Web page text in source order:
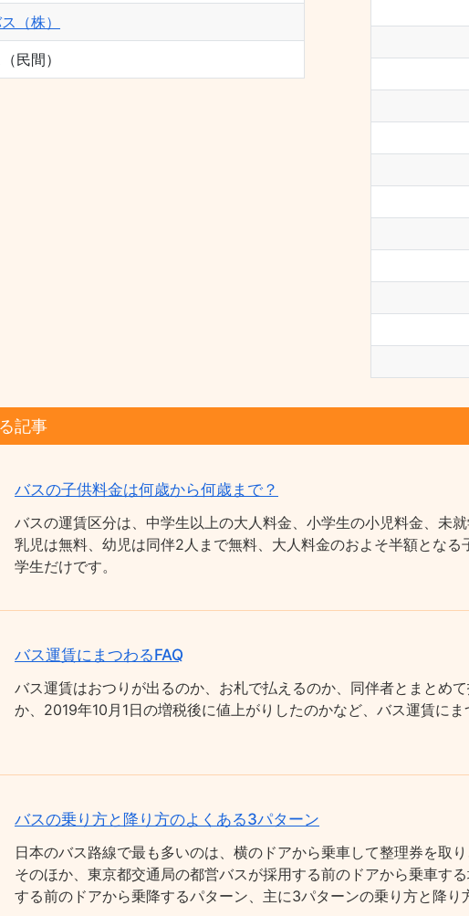
（株）
民間）
記事
バスの子供料金は何歳から何歳まで？
バスの運賃区分は、中学生以上の大人料金、小学生の小児料金、未
乳児は無料、幼児は同伴2人まで無料、大人料金のおよそ半額とな
学生だけです。
バス運賃にまつわるFAQ
バス運賃はおつりが出るのか、お札で払えるのか、同伴者とまとめ
か、2019年10月1日の増税後に値上がりしたのかなど、バス運賃にま
バスの乗り方と降り方のよくある3パターン
日本のバス路線で最も多いのは、横のドアから乗車して整理券を取
そのほか、東京都交通局の都営バスが採用する前のドアから乗車す
する前のドアから乗降するパターン、主に3パターンの乗り方と降り